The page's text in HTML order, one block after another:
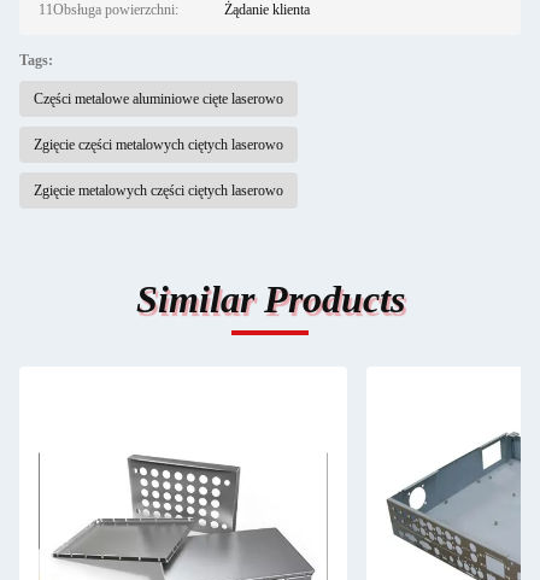
11Obsługa powierzchni: Żądanie klienta
Tags:
Części metalowe aluminiowe cięte laserowo
Zgięcie części metalowych ciętych laserowo
Zgięcie metalowych części ciętych laserowo
Similar Products